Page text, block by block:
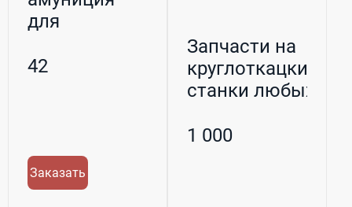
для
Ошейники
42
Заказать
Запчасти на
круглоткацкие
станки любых
1 000